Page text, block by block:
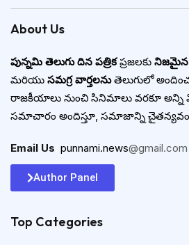
About Us
పున్నమి తెలుగు దిన పత్రికప్రజలకు నిజమైన
మరియు సమగ్ర వార్తలనుతెలుగులో
రాజకీయాలు నుంచి సినిమాలు వరకూ
సమాచారం అందిస్తూ, సమాజాన్ని
Email Us punnami.news@gmail.com
Author Panel
Top Categories​